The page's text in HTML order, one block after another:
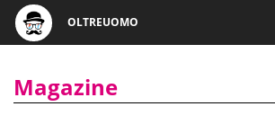
OLTREUOMO
Magazine